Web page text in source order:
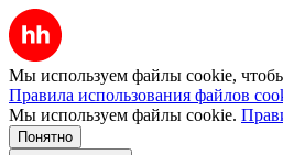
Мы используем файлы cookie, чтобы
Правила использования файлов
Мы используем файлы cookie.
Понятно